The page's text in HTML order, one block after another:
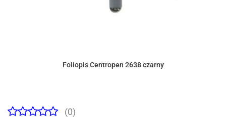
Foliopis Centropen 2638 czarny
(0)